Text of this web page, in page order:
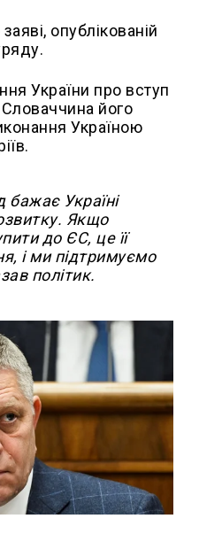
опублікованій
України про вступ
його
Україною
бажає Україні
Якщо
до ЄС, це її
і ми підтримуємо
політик.